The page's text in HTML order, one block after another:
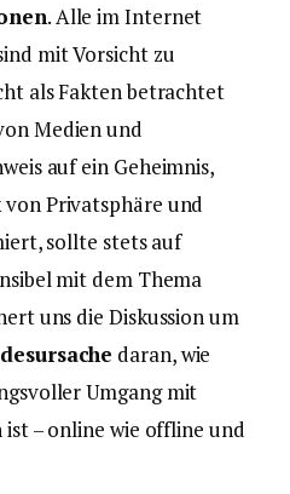
. Alle im Internet
mit Vorsicht zu
als Fakten betrachtet
Medien und
auf ein Geheimnis,
Privatsphäre und
sollte stets auf
mit dem Thema
uns die Diskussion um
daran, wie
Umgang mit
– online wie offline und